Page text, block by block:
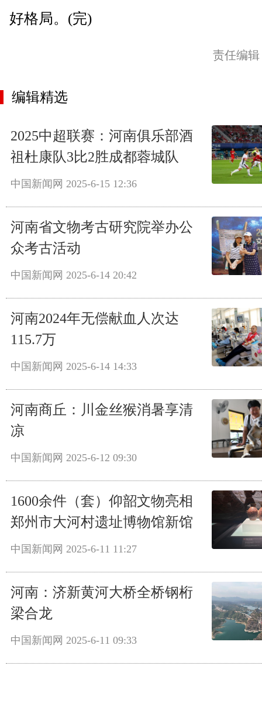
好格局。(完)
责任编
编辑精选
2025中超联赛：河南俱乐部酒
祖杜康队3比2胜成都蓉城队
中国新闻网 2025-6-15 12:36
河南省文物考古研究院举办公
众考古活动
中国新闻网 2025-6-14 20:42
河南2024年无偿献血人次达
115.7万
中国新闻网 2025-6-14 14:33
河南商丘：川金丝猴消暑享清
凉
中国新闻网 2025-6-12 09:30
1600余件（套）仰韶文物亮相
郑州市大河村遗址博物馆新馆
中国新闻网 2025-6-11 11:27
河南：济新黄河大桥全桥钢桁
梁合龙
中国新闻网 2025-6-11 09:33